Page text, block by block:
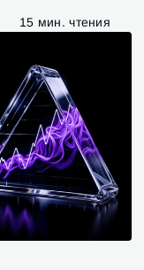
15 мин. чтения